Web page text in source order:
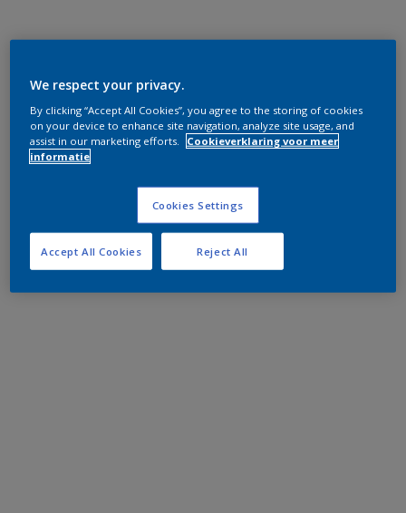
We respect your privacy.
By clicking “Accept All Cookies”, you agree to the storing of cookies
on your device to enhance site navigation, analyze site usage, and
assist in our marketing efforts.
Cookieverklaring voor meer
informatie
Cookies Settings
Reject All
Accept All Cookies